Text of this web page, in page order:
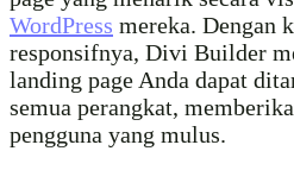
WordPress mereka. Dengan
responsifnya, Divi Builder
landing page Anda dapat
semua perangkat,
pengguna yang mulus.